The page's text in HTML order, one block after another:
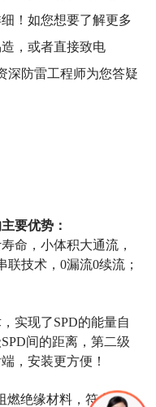
！如您想要了解更多
，或者直接致电
深防雷工程师为您答疑
主要优势：
寿命，小体积大通流，
技术，0漏流0续流；
实现了SPD的能量自
间的距离，第二级
，安装更方便！
燃绝缘材料，符合